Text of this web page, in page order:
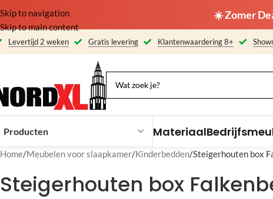
☀️ Zomer
Skip to navigation
Skip to main content
Levertijd 2 weken Gratis levering Klantenwaardering 8+
Producten Materiaal
Home Meubelen voor slaapkamer Kinderbedden Steigerhouten box
Steigerhouten box